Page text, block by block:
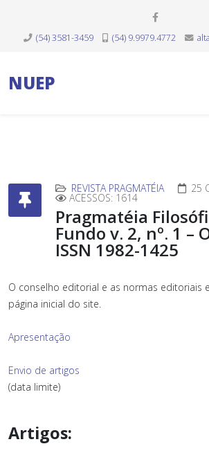
(54) 3581-3459 (54) 9.9979.4772
NUEP
REVISTA PRAGMATÉIA 25
ACESSOS: 1614
Pragmatéia
Fundo v. 2, nº. 1 –
ISSN 1982-1425
O conselho editorial e as normas editoriais
página inicial do site.
Apresentação
Envio de artigos
(data limite)
Artigos: